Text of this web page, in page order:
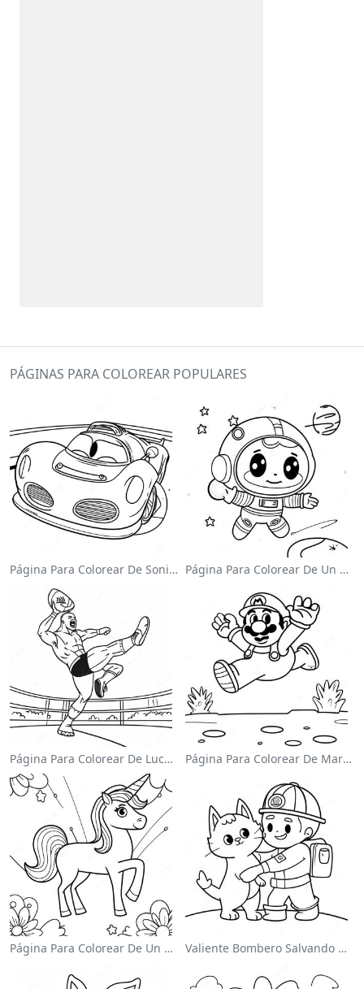
PÁGINAS PARA COLOREAR POPULARES
Página Para Colorear De Sonic El Velocista Página Para Colorear De Un Astronauta Lindo Flotando En El Espacio
Página Para Colorear De Luchador De Wwe Saltando Sobre Oponente Página Para Colorear De Mario Saltando Sobre Goombas
Página Para Colorear De Un Unicornio Mágico En Un Arcoíris Valiente Bombero Salvando Un Gato Para Colorear